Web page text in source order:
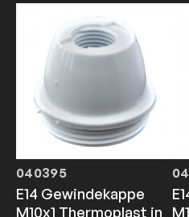
040395
E14 Gewindekappe
M10x1 Thermoplast in